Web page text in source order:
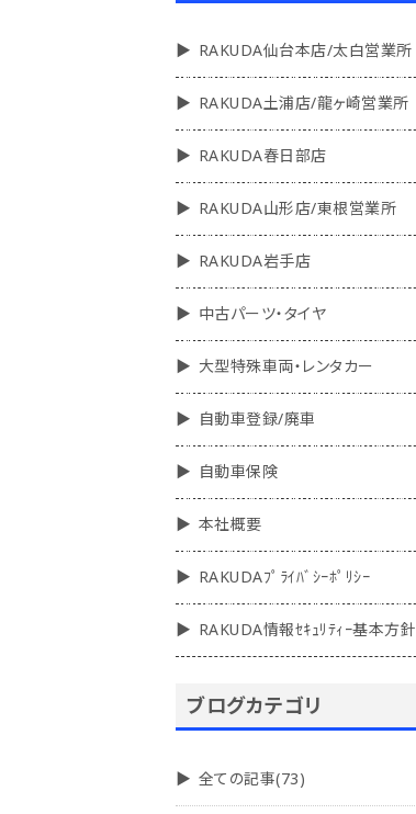
RAKUDA仙台本店/太白営業所
RAKUDA土浦店/龍ヶ崎営業所
RAKUDA春日部店
RAKUDA山形店/東根営業所
RAKUDA岩手店
中古パーツ・タイヤ
大型特殊車両・レンタカー
自動車登録/廃車
自動車保険
本社概要
RAKUDAﾌﾟﾗｲﾊﾞｼｰﾎﾟﾘｼｰ
RAKUDA情報ｾｷｭﾘﾃｨｰ基本方針
ブログカテゴリ
全ての記事(73)